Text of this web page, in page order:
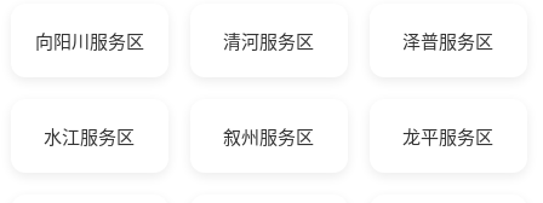
向阳川服务区 清河服务区 泽普服务区
水江服务区 叙州服务区 龙平服务区